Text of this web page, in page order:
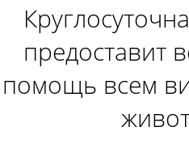
предоставит
помощь всем